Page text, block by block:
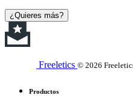
¿Quieres más?
Freeletics © 2026
Productos